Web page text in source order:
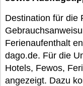
Destination für die
Ferienaufenthalt
dago.de. Für die
Hotels, Fewos,
angezeigt. Dazu